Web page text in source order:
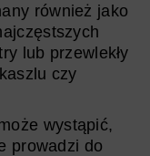
również jako
lub przewlekły
czy
wystąpić,
prowadzi do